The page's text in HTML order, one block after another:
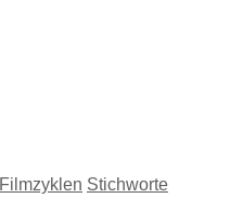
Filmzyklen Stichworte